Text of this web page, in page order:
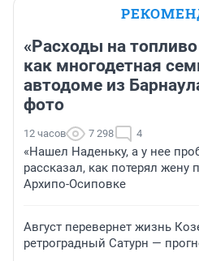
«Расходы на
как многодетная
автодоме из
фото
12 часов 7 298 4
«Нашел Наденьку, а у нее
рассказал, как потерял жену
Архипо-Осиповке
Август перевернет жизнь
ретроградный Сатурн —